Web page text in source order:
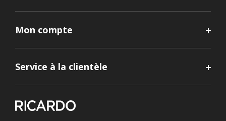
Mon compte
Service à la clientèle